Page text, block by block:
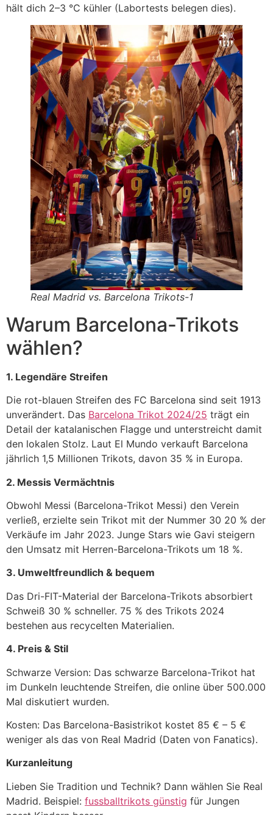
hält dich 2–3 °C kühler (Labortests belegen dies).
Real Madrid vs. Barcelona Trikots-1
Warum Barcelona-Trikots
wählen?
1. Legendäre Streifen
Die rot-blauen Streifen des FC Barcelona sind seit 1913
unverändert. Das Barcelona Trikot 2024/25 trägt ein
Detail der katalanischen Flagge und unterstreicht damit
den lokalen Stolz. Laut El Mundo verkauft Barcelona
jährlich 1,5 Millionen Trikots, davon 35 % in Europa.
2. Messis Vermächtnis
Obwohl Messi (Barcelona-Trikot Messi) den Verein
verließ, erzielte sein Trikot mit der Nummer 30 20 % der
Verkäufe im Jahr 2023. Junge Stars wie Gavi steigern
den Umsatz mit Herren-Barcelona-Trikots um 18 %.
3. Umweltfreundlich & bequem
Das Dri-FIT-Material der Barcelona-Trikots absorbiert
Schweiß 30 % schneller. 75 % des Trikots 2024
bestehen aus recycelten Materialien.
4. Preis & Stil
Schwarze Version: Das schwarze Barcelona-Trikot hat
im Dunkeln leuchtende Streifen, die online über 500.000
Mal diskutiert wurden.
Kosten: Das Barcelona-Basistrikot kostet 85 € – 5 €
weniger als das von Real Madrid (Daten von Fanatics).
Kurzanleitung
Lieben Sie Tradition und Technik? Dann wählen Sie Real
Madrid. Beispiel: fussballtrikots günstig für Jungen